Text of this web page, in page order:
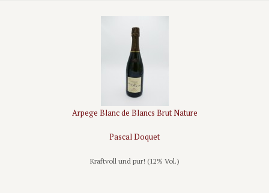
Arpege Blanc de Blancs Brut Nature
Pascal Doquet
Kraftvoll und pur! (12% Vol.)